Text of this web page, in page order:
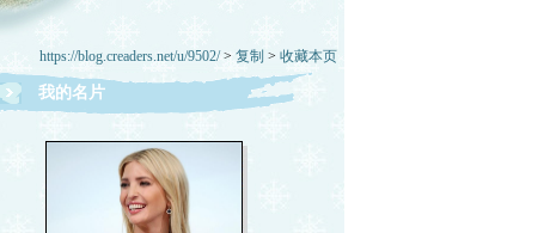
https://blog.creaders.net/u/9502/> 复制 > 收藏本页
我的名片